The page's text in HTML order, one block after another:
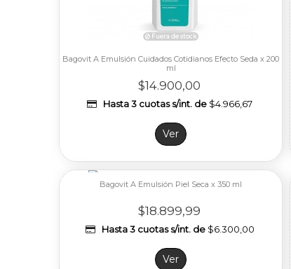
Bagovit A Emulsión Cuidados Cotidianos Efecto Seda x 200
ml
$14.900,00
Hasta 3 cuotas s/int. de $4.966,67
Ver
Bagovit A Emulsión Piel Seca x 350 ml
$18.899,99
Hasta 3 cuotas s/int. de $6.300,00
Ver